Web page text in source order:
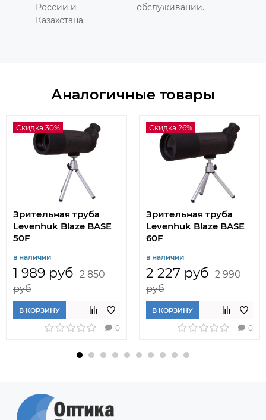
России и
Казахстана.
обслуживании.
Аналогичные товары
Скидка 30%
Зрительная труба
Levenhuk Blaze BASE
50F
в наличии
1 989 руб 2 850
руб
В КОРЗИНУ
0
Скидка 26%
Зрительная труба
Levenhuk Blaze BASE
60F
в наличии
2 227 руб 2 990
руб
В КОРЗИНУ
0